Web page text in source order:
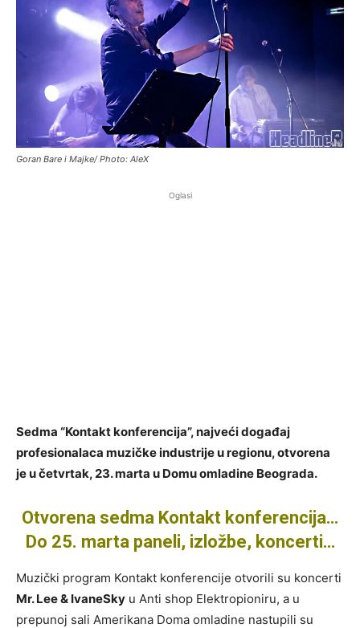
Goran Bare i Majke/ Photo: AleX
Oglasi
Sedma “Kontakt konferencija”, najveći događaj
profesionalaca muzičke industrije u regionu, otvorena
je u četvrtak, 23. marta u Domu omladine Beograda.
Otvorena sedma Kontakt konferencija…
Do 25. marta paneli, izložbe, koncerti…
Muzički program Kontakt konferencije otvorili su koncerti
Mr. Lee & IvaneSky u Anti shop Elektropioniru, a u
prepunoj sali Amerikana Doma omladine nastupili su